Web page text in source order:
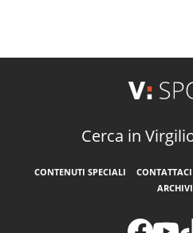
Cerca in
CONTENUTI SPECIALI CONTATTACI